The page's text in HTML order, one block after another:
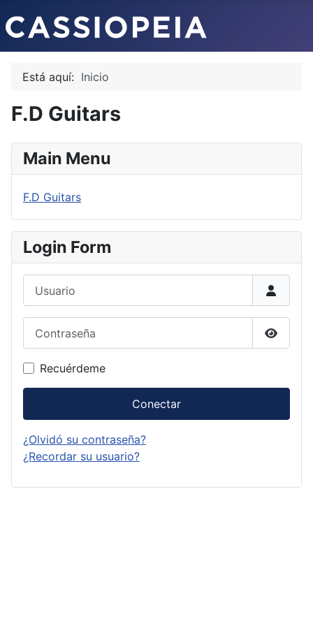
Está aquí: Inicio
F.D Guitars
Main Menu
F.D Guitars
Login Form
Recuérdeme
Conectar
¿Olvidó su contraseña?
¿Recordar su usuario?